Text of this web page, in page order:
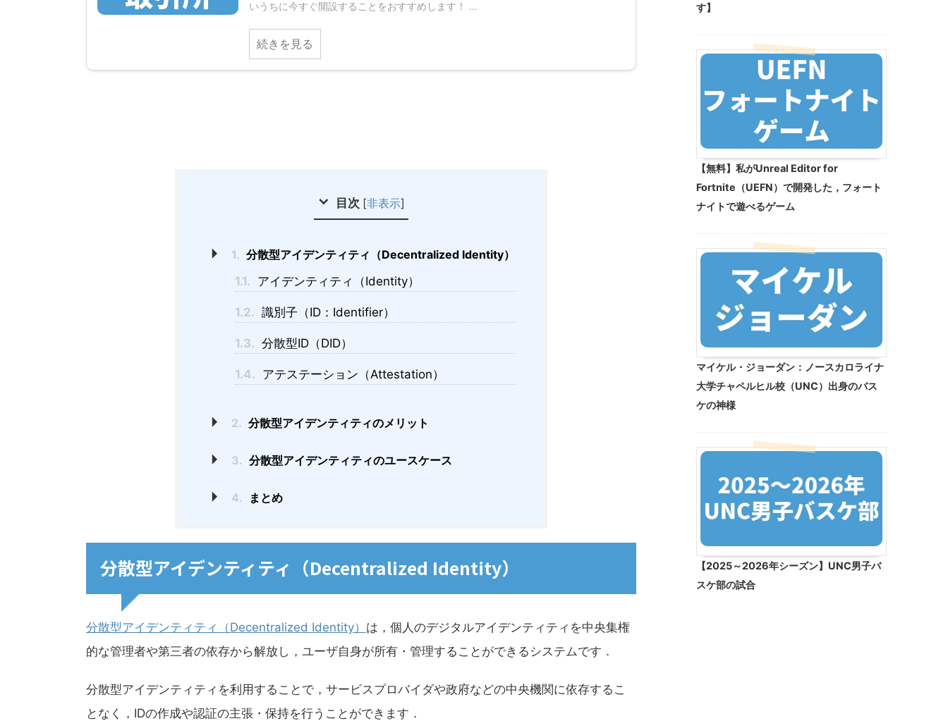
いうちに今すぐ開設することをおすすめします！ ...
続きを見る
目次 [非表示]
1. 分散型アイデンティティ（Decentralized Identity）
1.1. アイデンティティ（Identity）
1.2. 識別子（ID：Identifier）
1.3. 分散型ID（DID）
1.4. アテステーション（Attestation）
2. 分散型アイデンティティのメリット
3. 分散型アイデンティティのユースケース
4. まとめ
分散型アイデンティティ（Decentralized Identity）
分散型アイデンティティ（Decentralized Identity） は，個人のデジタルアイデンティティを中央集権
的な管理者や第三者の依存から解放し，ユーザ自身が所有・管理することができるシステムです．
分散型アイデンティティを利用することで，サービスプロバイダや政府などの中央機関に依存するこ
となく，IDの作成や認証の主張・保持を行うことができます．
す】
【無料】私がUnreal Editor for
Fortnite（UEFN）で開発した，フォート
ナイトで遊べるゲーム
マイケル・ジョーダン：ノースカロライナ
大学チャペルヒル校（UNC）出身のバス
ケの神様
【2025～2026年シーズン】UNC男子バ
スケ部の試合